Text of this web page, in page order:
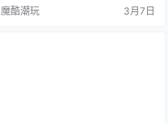
魔酷潮玩 3月7日